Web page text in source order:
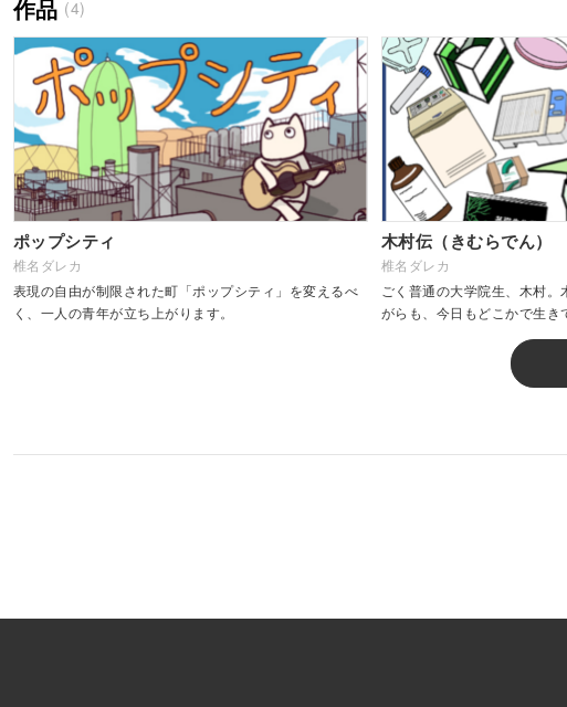
作品 (4)
ポップシティ
椎名ダレカ
表現の自由が制限された町「ポップシティ」を変えるべ
く、一人の青年が立ち上がります。
木村伝（きむらでん）
椎名ダレカ
ごく普通の大学院生、木村
がらも、今日もどこかで生き